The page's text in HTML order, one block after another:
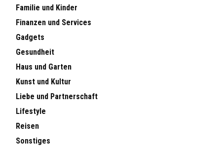
Familie und Kinder
Finanzen und Services
Gadgets
Gesundheit
Haus und Garten
Kunst und Kultur
Liebe und Partnerschaft
Lifestyle
Reisen
Sonstiges